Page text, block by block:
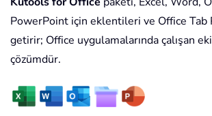
PowerPoint için eklentileri ve Office Tab
getirir; Office uygulamalarında çalışan
çözümdür.